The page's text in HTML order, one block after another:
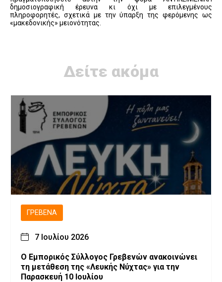
δημοσιογραφική έρευνα κι όχι με επιλεγμένους
πληροφορητές, σχετικά με την ύπαρξη της φερόμενης ως
«μακεδονικής» μειονότητας.
Δείτε ακόμα
ΓΡΕΒΕΝΆ
7 Ιουλίου 2026
Ο Εμπορικός Σύλλογος Γρεβενών ανακοινώνει
τη μετάθεση της «Λευκής Νύχτας» για την
Παρασκευή 10 Ιουλίου